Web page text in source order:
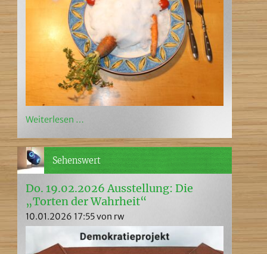
Weiterlesen …
Sehenswert
Do. 19.02.2026 Ausstellung: Die
„Torten der Wahrheit“
10.01.2026 17:55von rw